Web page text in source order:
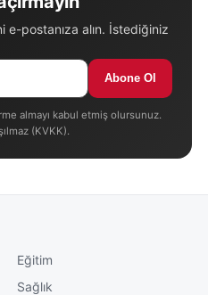
e-postanıza alın. İstediğiniz
Abone Ol
almayı kabul etmiş olursunuz.
(KVKK).
Eğitim
Sağlık